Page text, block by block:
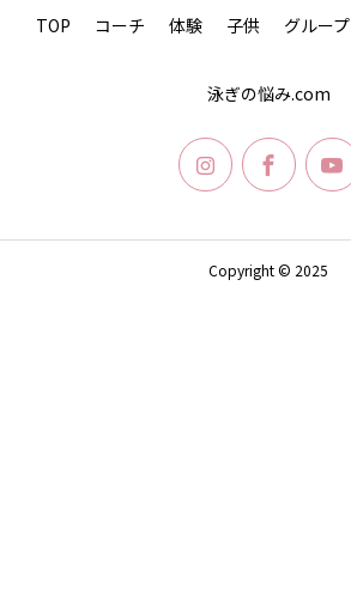
TOP コーチ 体験 子供 グループ
泳ぎの悩み.com
Copyright © 2025